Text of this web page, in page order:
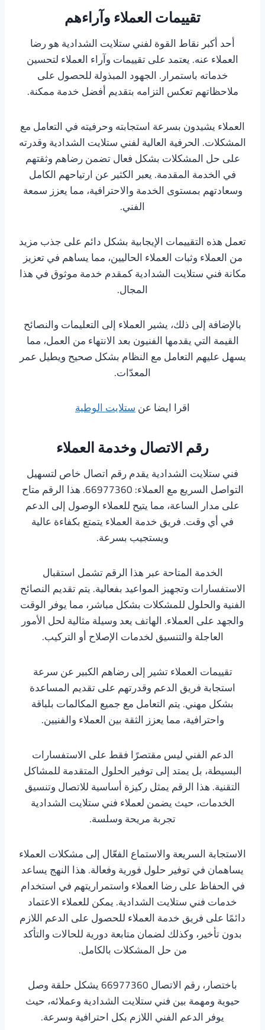
تقييمات العملاء وآراءهم
أحد أكبر نقاط القوة لفني ستلايت الشدادية هو رضا
العملاء عنه. يعتمد على تقييمات وآراء العملاء لتحسين
خدماته باستمرار. الجهود المبذولة للحصول على
ملاحظاتهم تعكس التزامه بتقديم أفضل خدمة ممكنة.
العملاء يشيدون بسرعة استجابته وحرفيته في التعامل مع
المشكلات. الحرفية العالية لفني ستلايت الشدادية وقدرته
على حل المشكلات بشكل فعال تضمن رضاهم وثقتهم
في الخدمة المقدمة. يعبر الكثير عن ارتياحهم الكامل
وسعادتهم بمستوى الخدمة والاحترافية، مما يعزز سمعة
الفني.
تعمل هذه التقييمات الإيجابية بشكل دائم على جذب مزيد
من العملاء وثبات العملاء الحاليين، مما يساهم في تعزيز
مكانة فني ستلايت الشدادية كمقدم خدمة موثوق في هذا
المجال.
بالإضافة إلى ذلك، يشير العملاء إلى التعليمات والنصائح
القيمة التي يقدمها الفنيون بعد الانتهاء من العمل، مما
يسهل عليهم التعامل مع النظام بشكل صحيح ويطيل عمر
المعدّات.
اقرا ايضا عنستلايت الوطية
رقم الاتصال وخدمة العملاء
فني ستلايت الشدادية يقدم رقم اتصال خاص لتسهيل
التواصل السريع مع العملاء: 66977360. هذا الرقم متاح
على مدار الساعة، مما يتيح للعملاء الوصول إلى الدعم
في أي وقت. فريق خدمة العملاء يتمتع بكفاءة عالية
ويستجيب بسرعة.
الخدمة المتاحة عبر هذا الرقم تشمل استقبال
الاستفسارات وتجهيز المواعيد بفعالية. يتم تقديم النصائح
الفنية والحلول للمشكلات بشكل مباشر، مما يوفر الوقت
والجهد على العملاء. الهاتف يعد وسيلة مثالية لحل الأمور
العاجلة والتنسيق لخدمات الإصلاح أو التركيب.
تقييمات العملاء تشير إلى رضاهم الكبير عن سرعة
استجابة فريق الدعم وقدرتهم على تقديم المساعدة
بشكل مهني. يتم التعامل مع جميع المكالمات بلباقة
واحترافية، مما يعزز الثقة بين العملاء والفنيين.
الدعم الفني ليس مقتصرًا فقط على الاستفسارات
البسيطة، بل يمتد إلى توفير الحلول المتقدمة للمشاكل
التقنية. هذا الرقم يمثل ركيزة أساسية للاتصال وتنسيق
الخدمات، حيث يضمن لعملاء فني ستلايت الشدادية
تجربة مريحة وسلسة.
الاستجابة السريعة والاستماع الفعّال إلى مشكلات العملاء
يساهمان في توفير حلول فورية وفعالة. هذا النهج يساعد
في الحفاظ على رضا العملاء واستمراريتهم في استخدام
خدمات فني ستلايت الشدادية. يمكن للعملاء الاعتماد
دائمًا على فريق خدمة العملاء للحصول على الدعم اللازم
بدون تأخير، وكذلك لضمان متابعة دورية للحالات والتأكد
من حل المشكلات بالكامل.
باختصار، رقم الاتصال 66977360 يشكل حلقة وصل
حيوية ومهمة بين فني ستلايت الشدادية وعملائه، حيث
يوفر الدعم الفني اللازم بكل احترافية وسرعة.